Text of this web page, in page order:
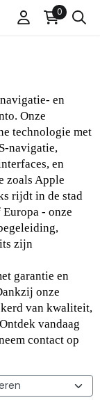
instellingen of
0
en
Onze
technologie met
en
zoals Apple
rijdt in de stad
- onze
zijn
garantie en
onze
van kwaliteit,
vandaag
contact op